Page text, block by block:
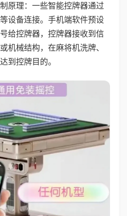
原理：一些智能控牌器通过
设备连接。手机端软件预设
给控牌器，控牌器接收到信
机械结构，在麻将机洗牌、
到控牌目的。